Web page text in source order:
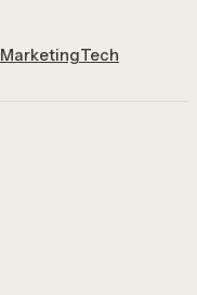
MarketingTech